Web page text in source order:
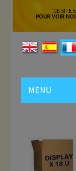
CE SITE
POUR VOIR
MENU